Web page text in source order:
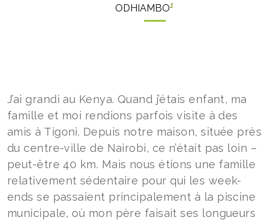
ODHIAMBO1
J’ai grandi au Kenya. Quand j’étais enfant, ma
famille et moi rendions parfois visite à des
amis à Tigoni. Depuis notre maison, située près
du centre-ville de Nairobi, ce n’était pas loin –
peut-être 40 km. Mais nous étions une famille
relativement sédentaire pour qui les week-
ends se passaient principalement à la piscine
municipale, où mon père faisait ses longueurs